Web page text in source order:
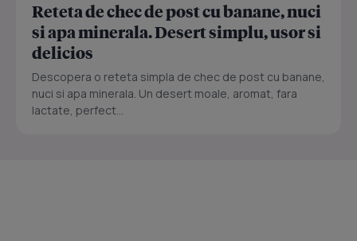
Reteta de chec de post cu banane, nuci
si apa minerala. Desert simplu, usor si
delicios
Descopera o reteta simpla de chec de post cu banane,
nuci si apa minerala. Un desert moale, aromat, fara
lactate, perfect...